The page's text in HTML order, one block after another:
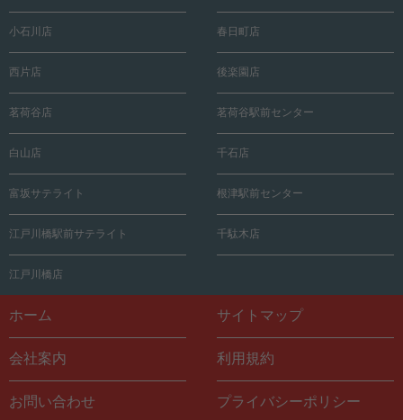
小石川店 春日町店
西片店 後楽園店
茗荷谷店 茗荷谷駅前センター
白山店 千石店
富坂サテライト 根津駅前センター
江戸川橋駅前サテライト 千駄木店
江戸川橋店
ホーム サイトマップ
会社案内 利用規約
お問い合わせ プライバシーポリシー